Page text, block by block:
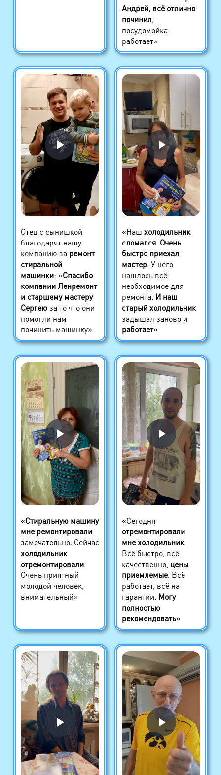
Андрей, всё отлично
починил
посудомойка
работает»
Отец с сынишкой
благодарят нашу
компанию за ремонт
стиральной
машинки: «Спасибо
компании Ленремонт
и старшему мастеру
Сергеюза то что они
помогли нам
починить машинку»
«Наш холодильник
сломался. Очень
быстро приехал
мастер. У него
нашлось всё
необходимое для
ремонта. И наш
старый холодильник
задышал заново и
работает»
«Стиральную машину
мне ремонтировали
замечательно. Сейчас
холодильник
отремонтировали.
Очень приятный
молодой человек,
внимательный»
«Сегодня
отремонтировали
мне холодильник.
Всё быстро, всё
качественно, цены
приемлемые. Всё
работает, всё на
гарантии. Могу
полностью
рекомендовать»